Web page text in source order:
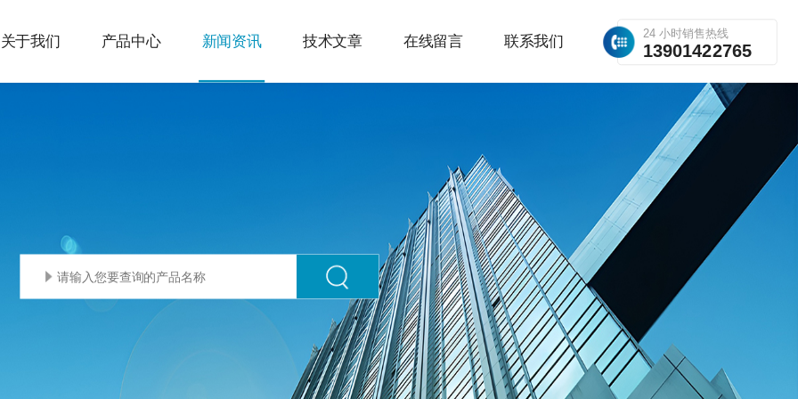
24 小时销售热线
13901422765
关于我们 产品中心 新闻资讯 技术文章 在线留言 联系我们